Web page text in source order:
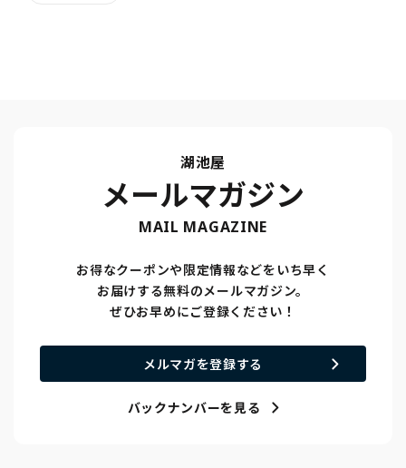
湖池屋
メールマガジン
MAIL MAGAZINE
お得なクーポンや限定情報などをいち早く
お届けする無料のメールマガジン。
ぜひお早めにご登録ください！
メルマガを登録する
バックナンバーを見る